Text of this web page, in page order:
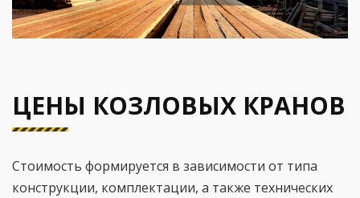
ЦЕНЫ КОЗЛОВЫХ КРАНОВ
Стоимость формируется в зависимости от типа
конструкции, комплектации, а также технических